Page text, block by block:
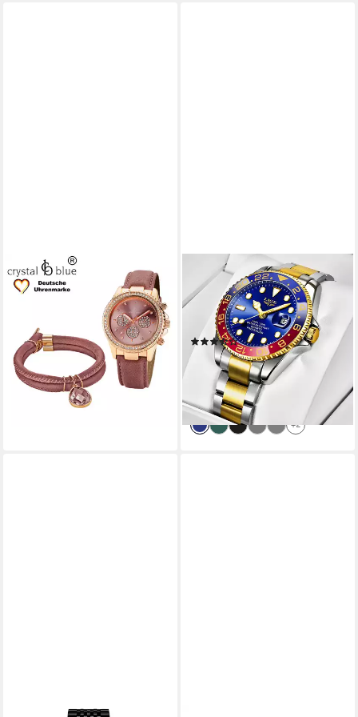
CRYSTAL BLUE
Quarzuhr mit edlem
Chronolook als Set mit
Knebelarmband, kostenlose
Lieferung
39,99 €
lieferbar - in 2-3 Werktagen bei dir
Quarzuhr Luxus Armband Uhr
Herren Damen Wasserdicht
Sport Taucher
(19)
49,99 € UVP99,99 €
-50%
lieferbar - in 9-11 Werktagen bei
dir
+2